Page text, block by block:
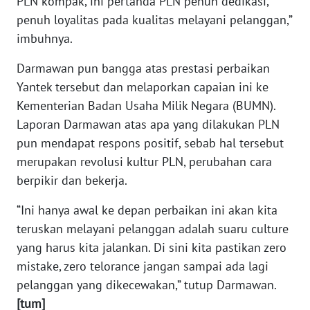
penuh loyalitas pada kualitas melayani pelanggan,”
imbuhnya.
Darmawan pun bangga atas prestasi perbaikan
Yantek tersebut dan melaporkan capaian ini ke
Kementerian Badan Usaha Milik Negara (BUMN).
Laporan Darmawan atas apa yang dilakukan PLN
pun mendapat respons positif, sebab hal tersebut
merupakan revolusi kultur PLN, perubahan cara
berpikir dan bekerja.
“Ini hanya awal ke depan perbaikan ini akan kita
teruskan melayani pelanggan adalah suaru culture
yang harus kita jalankan. Di sini kita pastikan zero
mistake, zero telorance jangan sampai ada lagi
pelanggan yang dikecewakan,” tutup Darmawan.
[tum]
WN
KALTARA
KALSEL
WN
KALTIM
WN
SULSEL
WN
GORONTALO
WN
SULUT